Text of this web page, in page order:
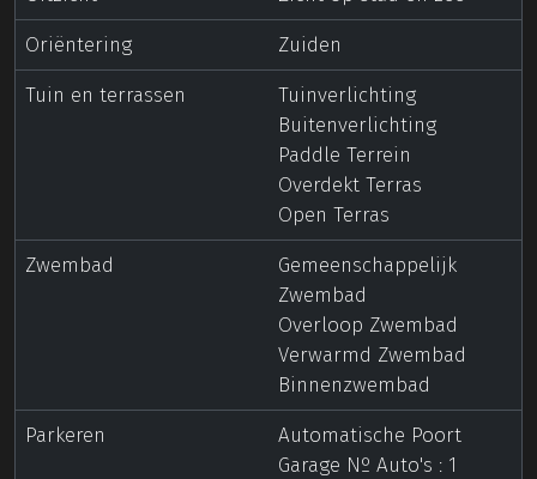
Oriëntering
Zuiden
Tuin en terrassen
Tuinverlichting
Buitenverlichting
Paddle Terrein
Overdekt Terras
Open Terras
Zwembad
Gemeenschappelijk
Zwembad
Overloop Zwembad
Verwarmd Zwembad
Binnenzwembad
Parkeren
Automatische Poort
Garage Nº Auto's : 1